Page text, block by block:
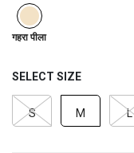
selected
गहरा पीला
SELECT SIZE
S M L